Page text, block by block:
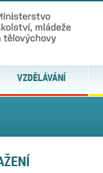
VZDĚLÁVÁNÍ